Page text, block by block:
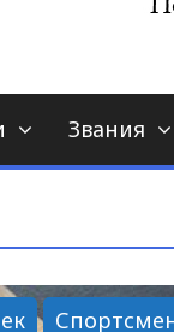
Звания